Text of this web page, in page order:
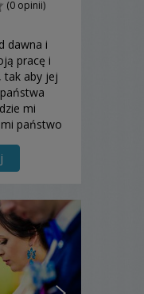
(0 opinii)
dawna i
pracę i
tak aby jej
mi
państwo